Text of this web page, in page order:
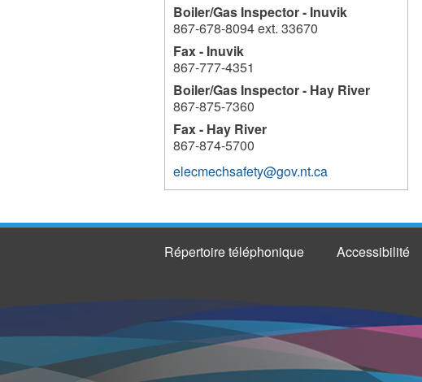
Boiler/Gas Inspector - Inuvik
867-678-8094 ext. 33670
Fax - Inuvik
867-777-4351
Boiler/Gas Inspector - Hay River
867-875-7360
Fax - Hay River
867-874-5700
elecmechsafety@gov.nt.ca
Répertoire téléphonique Accessibilité